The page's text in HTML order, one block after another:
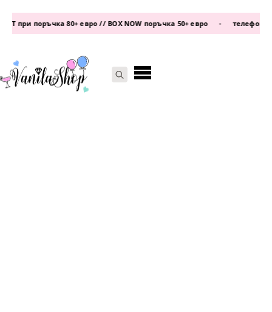
поръчка 80+ евро // BOX NOW поръчка 50+ евро • телефон:0877